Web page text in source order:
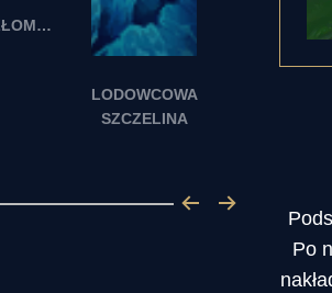
NIEZŁOMNOŚĆ
LODOWCOWA
SZCZELINA
Po